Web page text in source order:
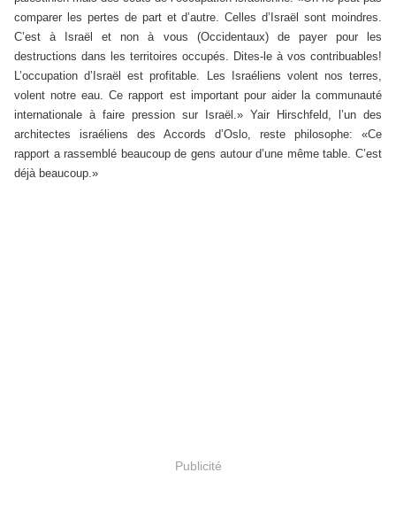
comparer les pertes de part et d’autre. Celles d’Israël sont moindres.
C’est à Israël et non à vous (Occidentaux) de payer pour les
destructions dans les territoires occupés. Dites-le à vos contribuables!
L’occupation d’Israël est profitable. Les Israéliens volent nos terres,
volent notre eau. Ce rapport est important pour aider la communauté
internationale à faire pression sur Israël.» Yair Hirschfeld, l’un des
architectes israéliens des Accords d’Oslo, reste philosophe: «Ce
rapport a rassemblé beaucoup de gens autour d’une même table. C’est
déjà beaucoup.»
Publicité